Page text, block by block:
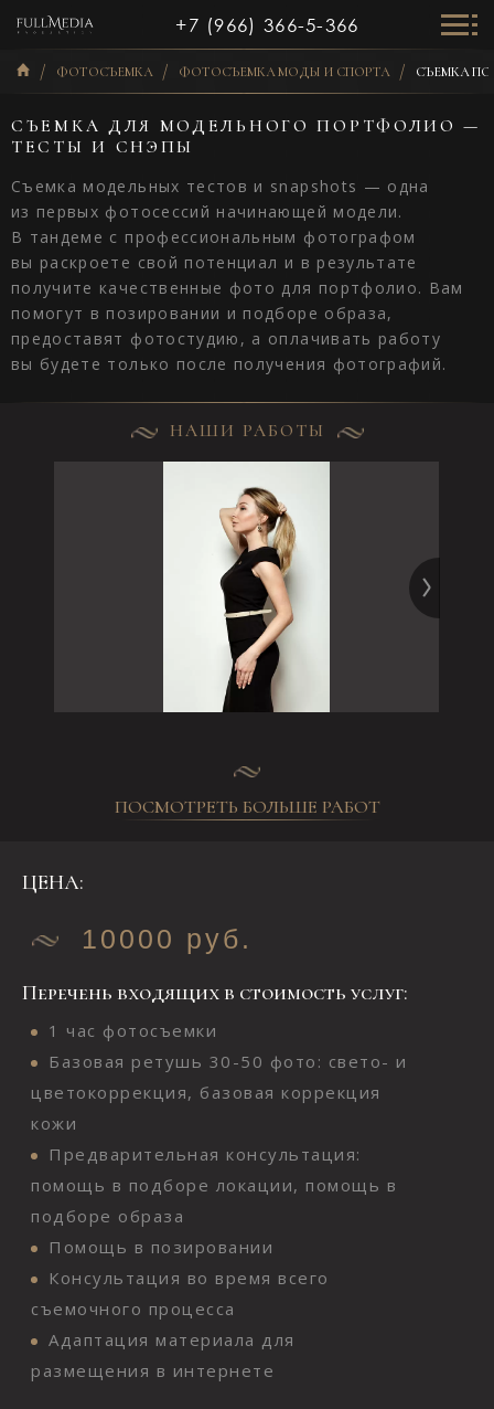
+7 (966) 366-5-366
ФОТОСЪЕМКА ФОТОСЪЕМКА МОДЫ И СПОРТА СЪЕМКА
СЪЕМКА ДЛЯ МОДЕЛЬНОГО ПОРТФОЛИО —
ТЕСТЫ И СНЭПЫ
Съемка модельных тестов и snapshots — одна
из первых фотосессий начинающей модели.
В тандеме с профессиональным фотографом
вы раскроете свой потенциал и в результате
получите качественные фото для портфолио. Вам
помогут в позировании и подборе образа,
предоставят фотостудию, а оплачивать работу
вы будете только после получения фотографий.
ЦЕНА:
10000 руб.
Перечень входящих в стоимость услуг:
1 час фотосъемки
Базовая ретушь 30-50 фото: свето- и
цветокоррекция, базовая коррекция
кожи
Предварительная консультация:
помощь в подборе локации, помощь в
подборе образа
Помощь в позировании
Консультация во время всего
съемочного процесса
Адаптация материала для
размещения в интернете
НАШИ РАБОТЫ
ПОСМОТРЕТЬ БОЛЬШЕ РАБОТ